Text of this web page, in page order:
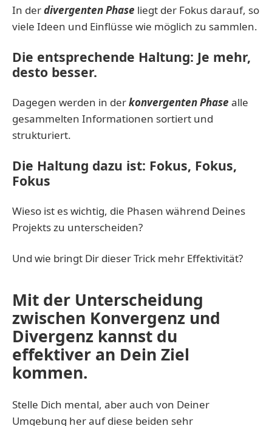
In derdivergenten Phase liegt der Fokus darauf, so
viele Ideen und Einflüsse wie möglich zu sammlen.
Die entsprechende Haltung: Je mehr,
desto besser.
Dagegen werden in derkonvergenten Phase alle
gesammelten Informationen sortiert und
strukturiert.
Die Haltung dazu ist: Fokus, Fokus,
Fokus
Wieso ist es wichtig, die Phasen während Deines
Projekts zu unterscheiden?
Und wie bringt Dir dieser Trick mehr Effektivität?
Mit der Unterscheidung
zwischen Konvergenz und
Divergenz kannst du
effektiver an Dein Ziel
kommen.
Stelle Dich mental, aber auch von Deiner
Umgebung her auf diese beiden sehr